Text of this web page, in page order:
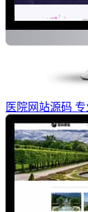
医院网站源码